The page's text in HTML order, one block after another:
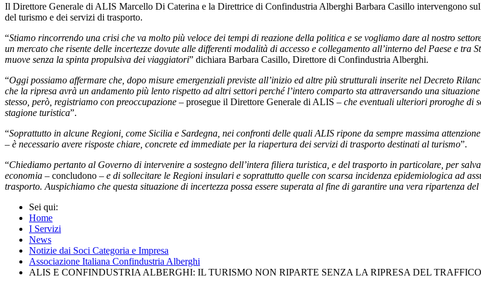
Il Direttore Generale di ALIS Marcello Di Caterina e la Direttrice di Confindustria Alberghi Barbara Casillo intervengono
del turismo e dei servizi di trasporto.
“Stiamo rincorrendo una crisi che va molto più veloce dei tempi di reazione della politica e se vogliamo dare al nostro
un mercato che risente delle incertezze dovute alle differenti modalità di accesso e collegamento all’interno del Paese e
muove senza la spinta propulsiva dei viaggiatori” dichiara Barbara Casillo, Direttore di Confindustria Alberghi.
“Oggi possiamo affermare che, dopo misure emergenziali previste all’inizio ed altre più strutturali inserite nel Decreto
che la ripresa avrà un andamento più lento rispetto ad altri settori perché l’intero comparto sta attraversando una
stesso, però, registriamo con preoccupazione – prosegue il Direttore Generale di ALIS – che eventuali ulteriori proroghe di
stagione turistica”.
“Soprattutto in alcune Regioni, come Sicilia e Sardegna, nei confronti delle quali ALIS ripone da sempre massima
– è necessario avere risposte chiare, concrete ed immediate per la riapertura dei servizi di trasporto destinati al turismo”.
“Chiediamo pertanto al Governo di intervenire a sostegno dell’intera filiera turistica, e del trasporto in particolare, per
economia – concludono – e di sollecitare le Regioni insulari e soprattutto quelle con scarsa incidenza epidemiologica ad
trasporto. Auspichiamo che questa situazione di incertezza possa essere superata al fine di garantire una vera ripartenza del
Sei qui:
Home
I Servizi
News
Notizie dai Soci Categoria e Impresa
Associazione Italiana Confindustria Alberghi
ALIS E CONFINDUSTRIA ALBERGHI: IL TURISMO NON RIPARTE SENZA LA RIPRESA DEL